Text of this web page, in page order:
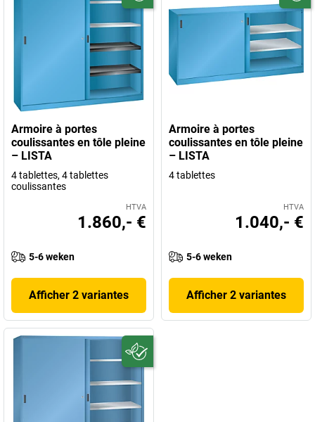
Armoire à portes
coulissantes en tôle pleine
– LISTA
4 tablettes, 4 tablettes
coulissantes
HTVA
1.860,- €
5-6 weken
Afficher 2 variantes
Armoire à portes
coulissantes en tôle pleine
– LISTA
4 tablettes
HTVA
1.040,- €
5-6 weken
Afficher 2 variantes